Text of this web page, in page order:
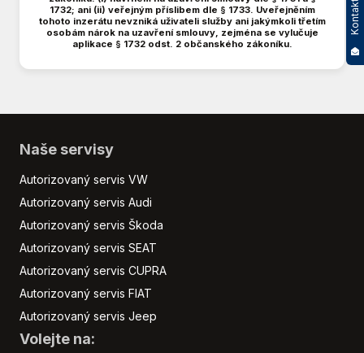
Senzor stěračů
Senzor světel
Sledování únavy řidiče
Stabilizace podvozku (ESP)
Vyhřívaná sedadla
Výškově nastavitelná sedadla
Zadní světla LED
Zatmavená zadní skla
1732; ani (ii) veřejným příslibem dle § 1733. Uveřejněním
tohoto inzerátu nevzniká uživateli služby ani jakýmkoli třetím
osobám nárok na uzavření smlouvy, zejména se vylučuje
aplikace § 1732 odst. 2 občanského zákoníku.
Naše servisy
Autorizovaný servis VW
Autorizovaný servis Audi
Autorizovaný servis Škoda
Autorizovaný servis SEAT
Autorizovaný servis CUPRA
Autorizovaný servis FIAT
Autorizovaný servis Jeep
Volejte na: